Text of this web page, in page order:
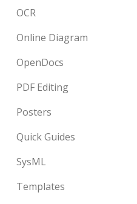
OCR
Online Diagram
OpenDocs
PDF Editing
Posters
Quick Guides
SysML
Templates